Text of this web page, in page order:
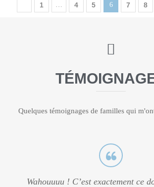
1 4 5 6 7 8
Quelques témoignages de familles qui
Wahouuuu ! C’est exactement ce